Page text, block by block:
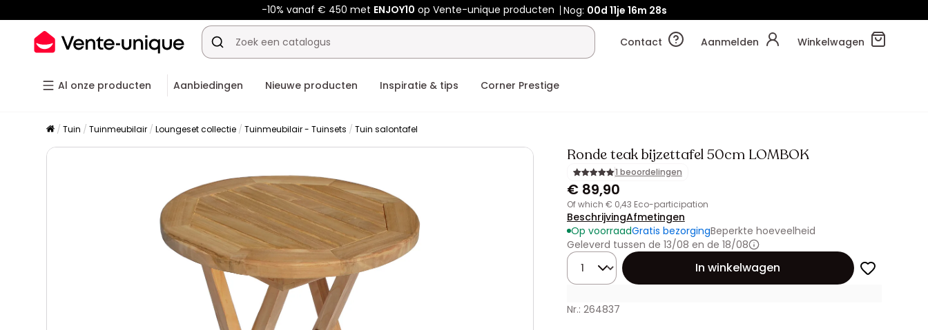
-10% vanaf € 450 met ENJOY10 op Vente-unique producten Nog: 00d 11je 16m 27s
Contact Aanmelden Winkelwagen
Al onze producten Aanbiedingen Nieuwe producten Inspiratie & tips Corner Prestige
Tuin Tuinmeubilair Loungeset collectie Tuinmeubilair - Tuinsets Tuin salontafel
Ronde teak bijzettafel 50cm LOMBOK
1 beoordelingen
€ 89,90
of which € 0,43 Eco-participation
BeschrijvingAfmetingen
Op voorraadGratis bezorgingBeperkte hoeveelheid
Geleverd tussen de 13/08 en de 18/08
Hoeveelheid
In winkelwagen
Nr.: 264837